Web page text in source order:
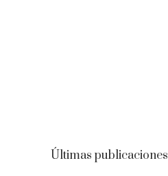
Últimas publicaciones